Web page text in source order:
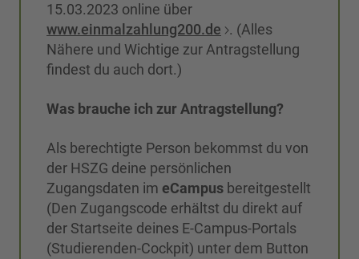
15.03.2023 online über
www.einmalzahlung200.de . (Alles
Nähere und Wichtige zur Antragstellung
findest du auch dort.)
Was brauche ich zur Antragstellung?
Als berechtigte Person bekommst du von
der HSZG deine persönlichen
Zugangsdaten im eCampus bereitgestellt
(Den Zugangscode erhältst du direkt auf
der Startseite deines E-Campus-Portals
(Studierenden-Cockpit) unter dem Button